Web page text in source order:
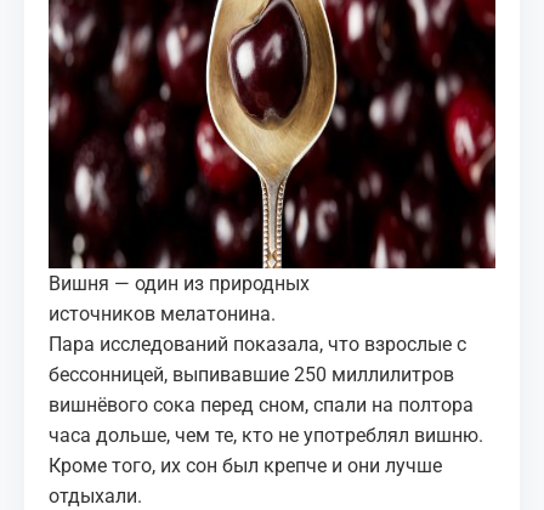
Вишня — один из природных
источников мелатонина.
Пара исследований показала, что взрослые с
бессонницей, выпивавшие 250 миллилитров
вишнёвого сока перед сном, спали на полтора
часа дольше, чем те, кто не употреблял вишню.
Кроме того, их сон был крепче и они лучше
отдыхали.